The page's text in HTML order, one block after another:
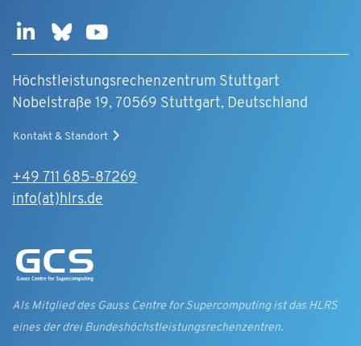
Höchstleistungsrechenzentrum Stuttgart
Nobelstraße 19, 70569 Stuttgart, Deutschland
Kontakt & Standort
+49 711 685-87269
info(at)hlrs.de
Als Mitglied des Gauss Centre for Supercomputing ist das HLRS
eines der drei Bundes­höchst­leistungs­rechen­zentren.